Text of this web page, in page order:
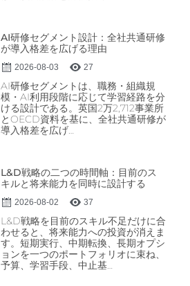
AI研修セグメント設計：全社共通研修
が導入格差を広げる理由
2026-08-03 27
AI研修セグメントは、職務・組織規
模・AI利用段階に応じて学習経路を分
ける設計である。英国2万2,712事業所
とOECD資料を基に、全社共通研修が
導入格差を広げ…
L&D戦略の二つの時間軸：目前のス
キルと将来能力を同時に設計する
2026-08-02 37
L&D戦略を目前のスキル不足だけに合
わせると、将来能力への投資が消えま
す。短期実行、中期転換、長期オプシ
ョンを一つのポートフォリオに束ね、
予算、学習手段、中止基…